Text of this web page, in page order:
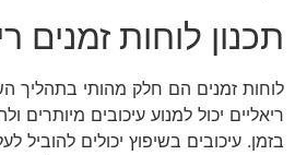
תכנון לוחות זמנים
לוחות זמנים הם חלק מהותי בתהליך
ריאליים יכול למנוע עיכובים מיותרים
בזמן. עיכובים בשיפוץ יכולים להוביל